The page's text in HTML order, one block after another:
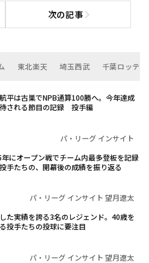
次の記事次の記事へ
東北楽天 埼玉西武 千葉ロッテ
平は古巣でNPB通算100勝へ。今年達成
される節目の記録 投手編
パ・リーグ インサイト
にオープン戦でチーム内最多登板を記録
手たちの、開幕後の成績を振り返る
パ・リーグ インサイト 望月遼太
た実績を誇る3名のレジェンド。40歳を
投手たちの投球に要注目
パ・リーグ インサイト 望月遼太